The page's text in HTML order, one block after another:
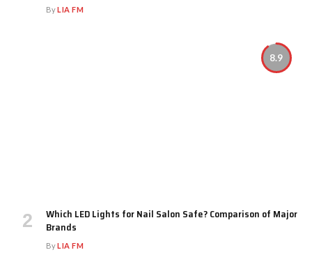
ByLIA FM
8.9
Which LED Lights for Nail Salon Safe? Comparison of Major
Brands
ByLIA FM